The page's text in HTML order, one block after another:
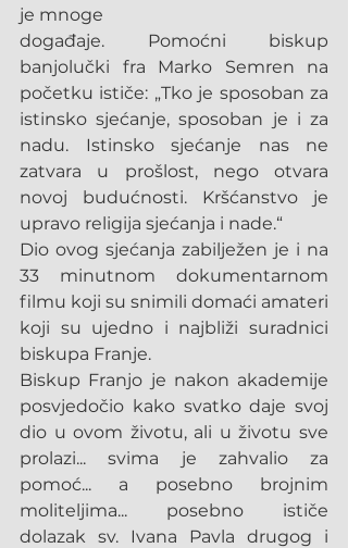
je mnoge
događaje. Pomoćni biskup
banjolučki fra Marko Semren na
početku ističe: „Tko je sposoban za
istinsko sjećanje, sposoban je i za
nadu. Istinsko sjećanje nas ne
zatvara u prošlost, nego otvara
novoj budućnosti. Kršćanstvo je
upravo religija sjećanja i nade.“
Dio ovog sjećanja zabilježen je i na
33 minutnom dokumentarnom
filmu koji su snimili domaći amateri
koji su ujedno i najbliži suradnici
biskupa Franje.
Biskup Franjo je nakon akademije
posvjedočio kako svatko daje svoj
dio u ovom životu, ali u životu sve
prolazi... svima je zahvalio za
pomoć... a posebno brojnim
moliteljima... posebno ističe
dolazak sv. Ivana Pavla drugog i